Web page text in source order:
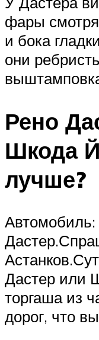
фары
и бока
они
Рено
Шкода
лучше?
Дастер или
торгаша из
дорог, что